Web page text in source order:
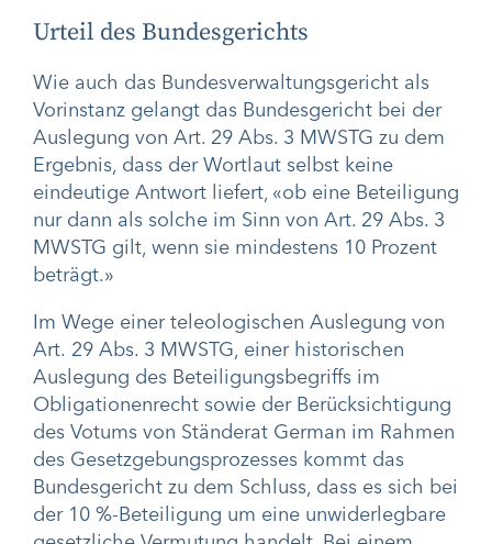
Urteil des Bundesgerichts
Wie auch das Bundesverwaltungsgericht als
Vorinstanz gelangt das Bundesgericht bei der
Auslegung von Art. 29 Abs. 3 MWSTG zu dem
Ergebnis, dass der Wortlaut selbst keine
eindeutige Antwort liefert, «ob eine Beteiligung
nur dann als solche im Sinn von Art. 29 Abs. 3
MWSTG gilt, wenn sie mindestens 10 Prozent
beträgt.»
Im Wege einer teleologischen Auslegung von
Art. 29 Abs. 3 MWSTG, einer historischen
Auslegung des Beteiligungsbegriffs im
Obligationenrecht sowie der Berücksichtigung
des Votums von Ständerat German im Rahmen
des Gesetzgebungsprozesses kommt das
Bundesgericht zu dem Schluss, dass es sich bei
der 10 %-Beteiligung um eine unwiderlegbare